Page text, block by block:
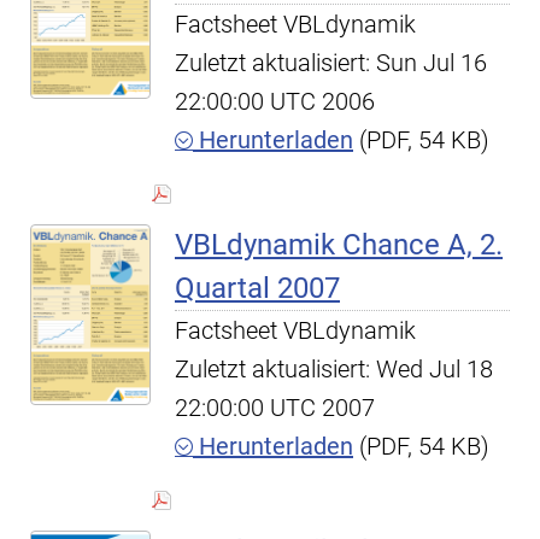
Factsheet VBLdynamik
Zuletzt aktualisiert: Sun Jul 16
22:00:00 UTC 2006
Herunterladen (PDF, 54 KB)
VBLdynamik Chance A, 2.
Quartal 2007
Factsheet VBLdynamik
Zuletzt aktualisiert: Wed Jul 18
22:00:00 UTC 2007
Herunterladen (PDF, 54 KB)